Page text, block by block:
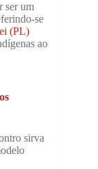
ser um
se
(PL)
ao
sirva